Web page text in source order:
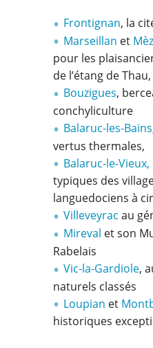
Frontignan, la
Marseillan et
pour les
de l’étang de Thau,
Bouzigues,
conchyliculture
Balaruc-les-Bains
vertus thermales,
Balaruc-le-Vieux,
typiques des
languedociens à
Villeveyrac au
Mireval et son
Rabelais
Vic-la-Gardiole,
naturels classés
Loupian et
historiques